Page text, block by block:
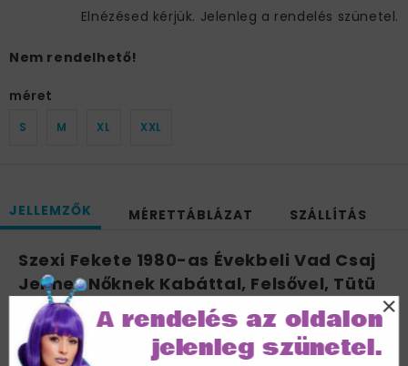
Elnézésed kérjük. Jelenleg a rendelés szünetel.
Nem rendelhető!
méret
S M XL XXL
JELLEMZŐK MÉRETTÁBLÁZAT SZÁLLÍTÁS
Szexi Fekete 1980-as Évekbeli Vad Csaj
Jelmez Nőknek Kabáttal, Felsővel, Tütü
Szoknyával, Leggings-zel, Kesztyűvel és
Fejpánttal - L
Mellbőség 102-107 cm / Derékbőség 81-86 cm /
A rendelés az oldalon
jelenleg szünetel.
×